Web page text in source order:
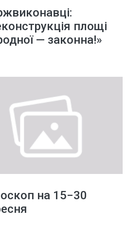
площі
— законна!»
на 15−30